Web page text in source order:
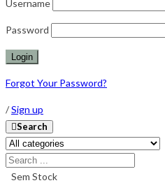
Username
Password
Forgot Your Password?
/Sign up
Search
Sem Stock